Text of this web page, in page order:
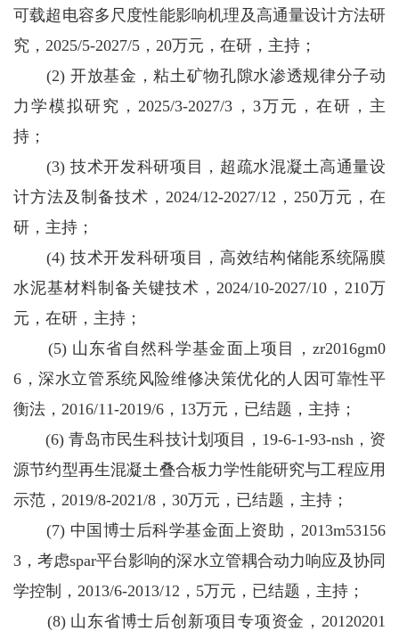
可载超电容多尺度性能影响机理及高通量设计方法研
究，2025/5-2027/5，20万元，在研，主持；
(2) 开放基金，粘土矿物孔隙水渗透规律分子动
力学模拟研究，2025/3-2027/3，3万元，在研，主
持；
(3) 技术开发科研项目，超疏水混凝土高通量设
计方法及制备技术，2024/12-2027/12，250万元，在
研，主持；
(4) 技术开发科研项目，高效结构储能系统隔膜
水泥基材料制备关键技术，2024/10-2027/10，210万
元，在研，主持；
(5) 山东省自然科学基金面上项目，zr2016gm0
6，深水立管系统风险维修决策优化的人因可靠性平
衡法，2016/11-2019/6，13万元，已结题，主持；
(6) 青岛市民生科技计划项目，19-6-1-93-nsh，资
源节约型再生混凝土叠合板力学性能研究与工程应用
示范，2019/8-2021/8，30万元，已结题，主持；
(7) 中国博士后科学基金面上资助，2013m53156
3，考虑spar平台影响的深水立管耦合动力响应及协同
学控制，2013/6-2013/12，5万元，已结题，主持；
(8) 山东省博士后创新项目专项资金，20120201